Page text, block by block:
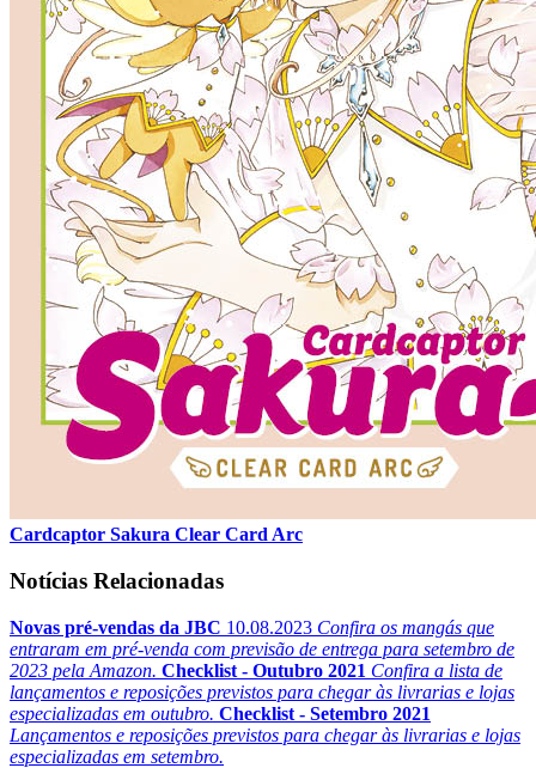
Cardcaptor Sakura Clear Card Arc
Notícias Relacionadas
Novas pré-vendas da JBC 10.08.2023 Confira os mangás que
entraram em pré-venda com previsão de entrega para setembro de
2023 pela Amazon. Checklist - Outubro 2021 Confira a lista de
lançamentos e reposições previstos para chegar às livrarias e lojas
especializadas em outubro. Checklist - Setembro 2021
Lançamentos e reposições previstos para chegar às livrarias e lojas
especializadas em setembro.